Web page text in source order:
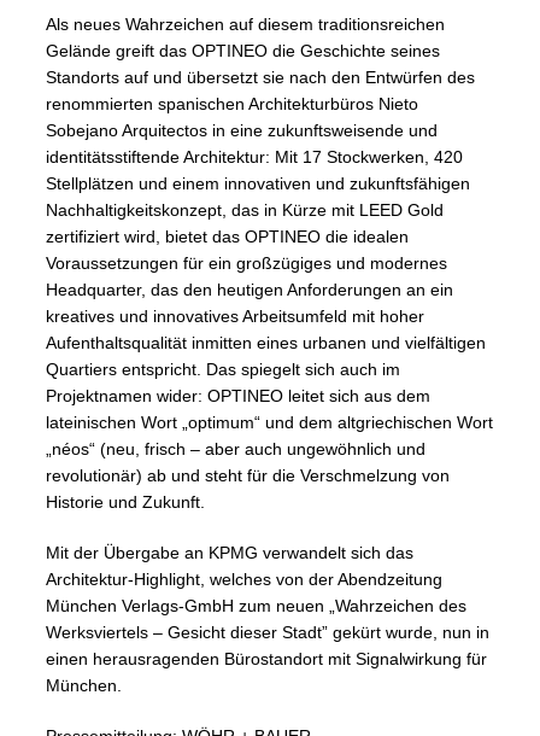
Als neues Wahrzeichen auf diesem traditionsreichen
Gelände greift das OPTINEO die Geschichte seines
Standorts auf und übersetzt sie nach den Entwürfen des
renommierten spanischen Architekturbüros Nieto
Sobejano Arquitectos in eine zukunftsweisende und
identitätsstiftende Architektur: Mit 17 Stockwerken, 420
Stellplätzen und einem innovativen und zukunftsfähigen
Nachhaltigkeitskonzept, das in Kürze mit LEED Gold
zertifiziert wird, bietet das OPTINEO die idealen
Voraussetzungen für ein großzügiges und modernes
Headquarter, das den heutigen Anforderungen an ein
kreatives und innovatives Arbeitsumfeld mit hoher
Aufenthaltsqualität inmitten eines urbanen und vielfältigen
Quartiers entspricht. Das spiegelt sich auch im
Projektnamen wider: OPTINEO leitet sich aus dem
lateinischen Wort „optimum“ und dem altgriechischen Wort
„néos“ (neu, frisch – aber auch ungewöhnlich und
revolutionär) ab und steht für die Verschmelzung von
Historie und Zukunft.
Mit der Übergabe an KPMG verwandelt sich das
Architektur-Highlight, welches von der Abendzeitung
München Verlags-GmbH zum neuen „Wahrzeichen des
Werksviertels – Gesicht dieser Stadt” gekürt wurde, nun in
einen herausragenden Bürostandort mit Signalwirkung für
München.